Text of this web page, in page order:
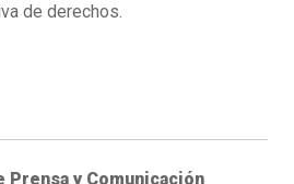
de derechos.
Prensa y Comunicación